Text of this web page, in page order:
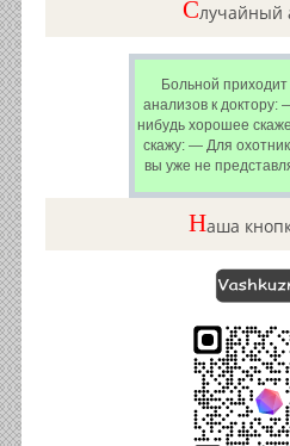
Cлучайный
Больной
анализов к
нибудь хорошее
скажу: — Для
вы уже не
Наша